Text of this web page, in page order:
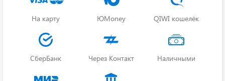
На карту ЮMoney QIWI кошелёк
СберБанк Через Контакт Наличными